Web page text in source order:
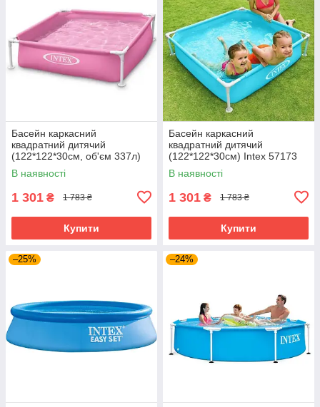
Басейн каркасний
квадратний дитячий
(122*122*30см, об'єм 337л)
Intex 57172 Рожевий
В наявності
1 301 ₴ 1 783 ₴
Купити
Басейн каркасний
квадратний дитячий
(122*122*30см) Intex 57173
Блакитний
В наявності
1 301 ₴ 1 783 ₴
Купити
–25% –24%